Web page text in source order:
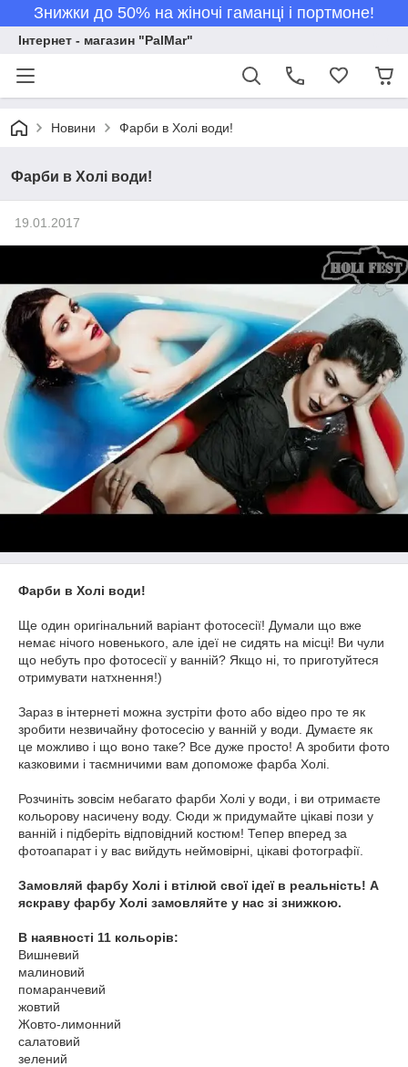
Знижки до 50% на жіночі гаманці і портмоне!
Інтернет - магазин "PalMar"
Новини Фарби в Холі води!
Фарби в Холі води!
19.01.2017
Фарби в Холі води!
Ще один оригінальний варіант фотосесії! Думали що вже
немає нічого новенького, але ідеї не сидять на місці! Ви чули
що небуть про фотосесії у ванній? Якщо ні, то приготуйтеся
отримувати натхнення!)
Зараз в інтернеті можна зустріти фото або відео про те як
зробити незвичайну фотосесію у ванній у води. Думаєте як
це можливо і що воно таке? Все дуже просто! А зробити фото
казковими і таємничими вам допоможе фарба Холі.
Розчиніть зовсім небагато фарби Холі у води, і ви отримаєте
кольорову насичену воду. Сюди ж придумайте цікаві пози у
ванній і підберіть відповідний костюм! Тепер вперед за
фотоапарат і у вас вийдуть неймовірні, цікаві фотографії.
Замовляй фарбу Холі і втілюй свої ідеї в реальність! А
яскраву фарбу Холі замовляйте у нас зі знижкою.
В наявності 11 кольорів:
Вишневий
малиновий
помаранчевий
жовтий
Жовто-лимонний
салатовий
зелений